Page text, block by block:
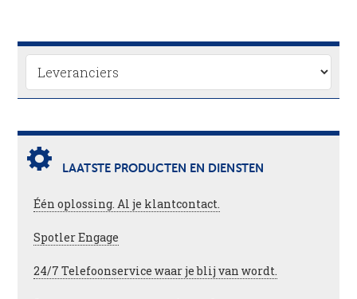
LAATSTE PRODUCTEN EN DIENSTEN
Één oplossing. Al je klantcontact.
Spotler Engage
24/7 Telefoonservice waar je blij van wordt.